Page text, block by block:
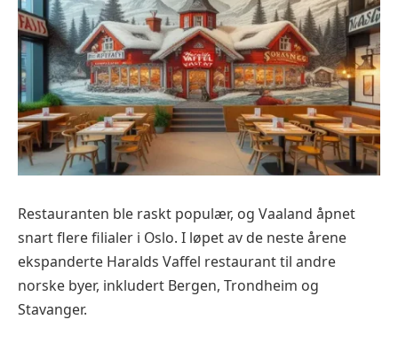
Restauranten ble raskt populær, og Vaaland åpnet
snart flere filialer i Oslo. I løpet av de neste årene
ekspanderte Haralds Vaffel restaurant til andre
norske byer, inkludert Bergen, Trondheim og
Stavanger.